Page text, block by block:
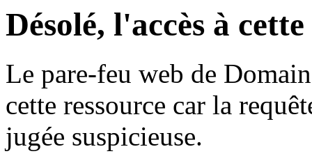
Désolé, l'accès à
Le pare-feu web de
cette ressource car la
jugée suspicieuse.